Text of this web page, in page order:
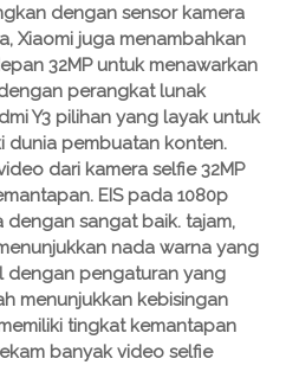
dengan sensor kamera
Xiaomi juga menambahkan
32MP untuk menawarkan
perangkat lunak
Y3 pilihan yang layak untuk
dunia pembuatan konten.
dari kamera selfie 32MP
EIS pada 1080p
sangat baik. tajam,
nada warna yang
dengan pengaturan yang
menunjukkan kebisingan
tingkat kemantapan
banyak video selfie